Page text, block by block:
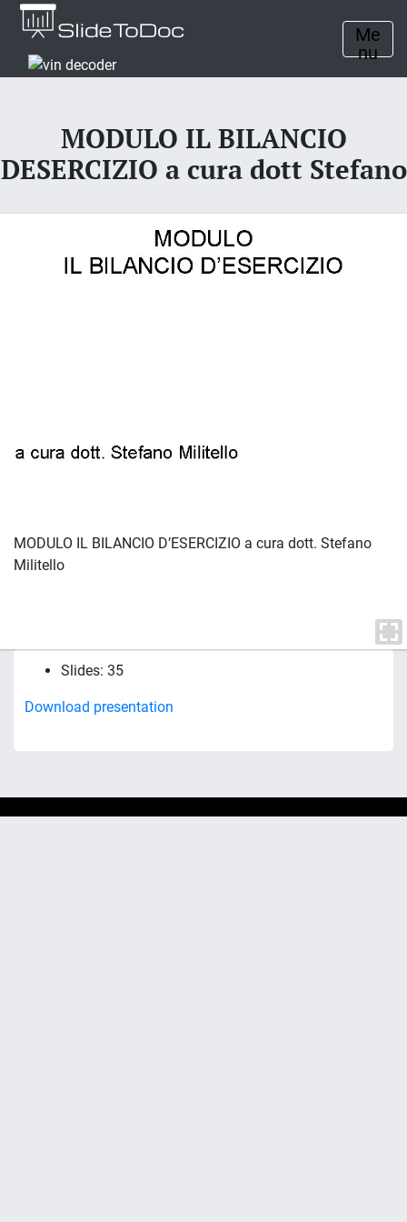
Me
nu
MODULO IL BILANCIO
DESERCIZIO a cura dott Stefano
MODULO IL BILANCIO D’ESERCIZIO a cura dott. Stefano
Militello
Slides: 35
Download presentation